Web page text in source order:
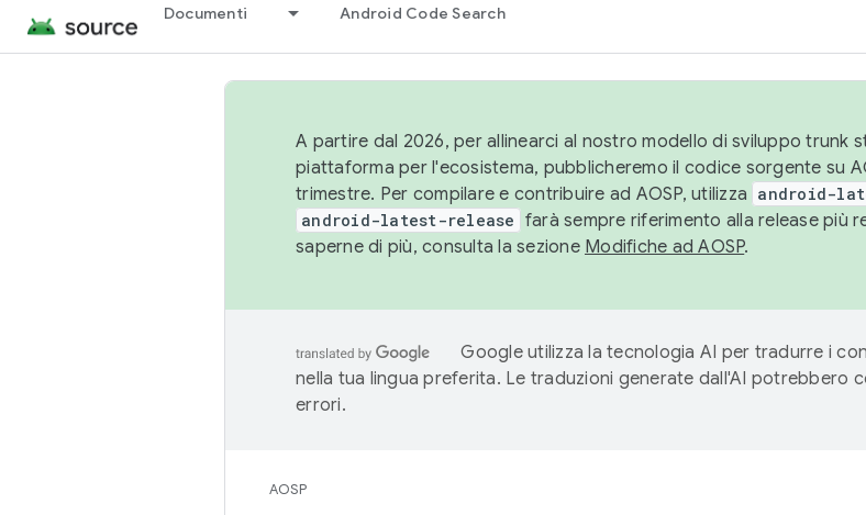
Documenti Android Code Search
A partire dal 2026, per allinearci al nostro modello di sviluppo trunk
piattaforma per l'ecosistema, pubblicheremo il codice sorgente su
trimestre. Per compilare e contribuire ad AOSP, utilizza android-
android-latest-release farà sempre riferimento alla release più
saperne di più, consulta la sezione Modifiche ad AOSP.
Google utilizza la tecnologia AI per tradurre i
nella tua lingua preferita. Le traduzioni generate dall'AI potrebbero
errori.
AOSP